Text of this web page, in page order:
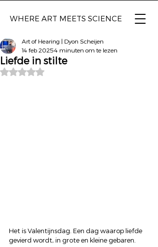
WHERE ART MEETS SCIENCE
Liefde in stilte
Art of Hearing | Dyon Scheijen
14 feb 20254 minuten om te lezen
Beoordeeld met NaN uit 5 sterren.
Het is Valentijnsdag. Een dag waarop liefde
gevierd wordt, in grote en kleine gebaren.